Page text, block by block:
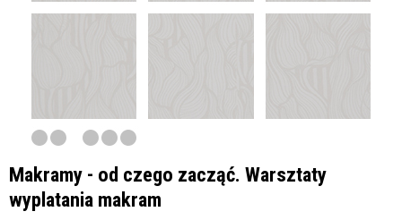
Makramy - od czego zacząć. Warsztaty
wyplatania makram